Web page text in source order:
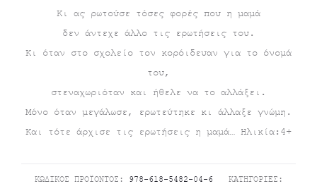
Κι ας ρωτούσε τόσες φορές που η μαμά
δεν άντεχε άλλο τις ερωτήσεις του.
Κι όταν στο σχολείο τον κορόιδευαν για το όνομά
του,
στεναχωριόταν και ήθελε να το αλλάξει.
Μόνο όταν μεγάλωσε, ερωτεύτηκε κι άλλαξε γνώμη.
Και τότε άρχισε τις ερωτήσεις η μαμά… Ηλικία:4+
€10.50.
είναι:
€9.50.
ΚΩΔΙΚΌΣ ΠΡΟΪΌΝΤΟΣ: 978-618-5482-04-6
ΚΑΤΗΓΟΡΊΕΣ: